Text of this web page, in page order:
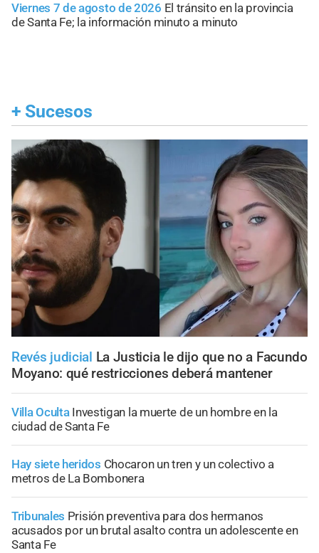
Viernes 7 de agosto de 2026 El tránsito en la provincia
de Santa Fe; la información minuto a minuto
+ Sucesos
Revés judicial La Justicia le dijo que no a Facundo
Moyano: qué restricciones deberá mantener
Villa Oculta Investigan la muerte de un hombre en la
ciudad de Santa Fe
Hay siete heridos Chocaron un tren y un colectivo a
metros de La Bombonera
Tribunales Prisión preventiva para dos hermanos
acusados por un brutal asalto contra un adolescente en
Santa Fe